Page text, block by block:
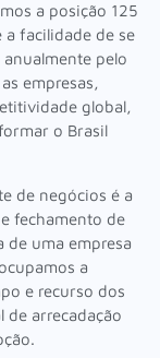
a posição 125
facilidade de se
pelo
empresas,
global,
o Brasil
de negócios é a
fechamento de
de uma empresa
a
e recurso dos
de arrecadação